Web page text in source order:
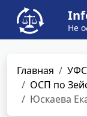
Не
Главная
ОСП по
Юскаева